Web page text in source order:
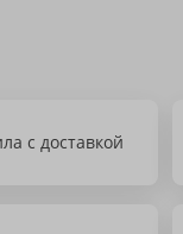
с доставкой